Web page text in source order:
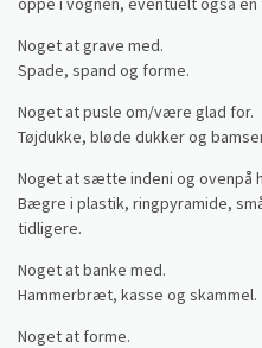
Noget at grave med.
Spade, spand og forme.
Noget at pusle om/være glad for.
Tøjdukke, bløde dukker og
Noget at sætte indeni og ovenpå
Bægre i plastik, ringpyramide,
tidligere.
Noget at banke med.
Hammerbræt, kasse og skammel.
Noget at forme.